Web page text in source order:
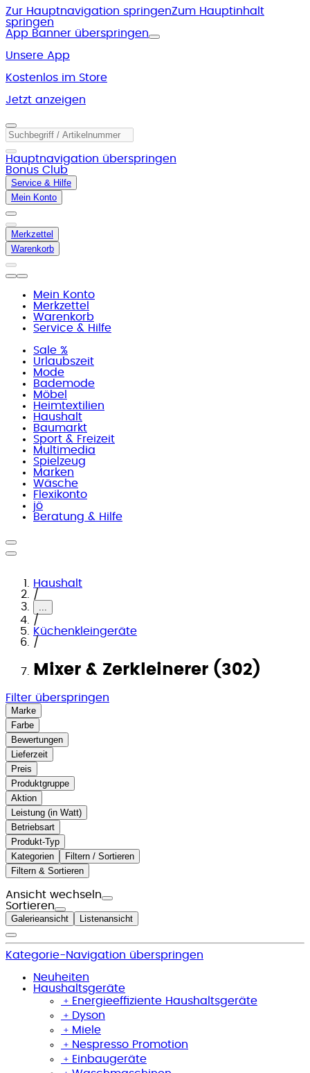
Zur Hauptnavigation springenZum Hauptinhalt
springen
App Banner überspringen
Unsere App
Kostenlos im Store
Jetzt anzeigen
Hauptnavigation überspringen
Bonus Club
Service & Hilfe
Mein Konto
Merkzettel
Warenkorb
Mein Konto
Merkzettel
Warenkorb
Service & Hilfe
Sale %
Urlaubszeit
Mode
Bademode
Möbel
Heimtextilien
Haushalt
Baumarkt
Sport & Freizeit
Multimedia
Spielzeug
Marken
Wäsche
Flexikonto
jö
Beratung & Hilfe
Haushalt
/
...
/
Küchenkleingeräte
/
Mixer & Zerkleinerer (302)
Filter überspringen
Marke
Farbe
Bewertungen
Lieferzeit
Preis
Produktgruppe
Aktion
Leistung (in Watt)
Betriebsart
Produkt-Typ
Kategorien
Filtern / Sortieren
Filtern & Sortieren
Ansicht wechseln
Sortieren
Galerieansicht Listenansicht
Kategorie-Navigation überspringen
Neuheiten
Haushaltsgeräte
﹢ Energieeffiziente Haushaltsgeräte
﹢ Dyson
﹢ Miele
﹢ Nespresso Promotion
﹢ Einbaugeräte